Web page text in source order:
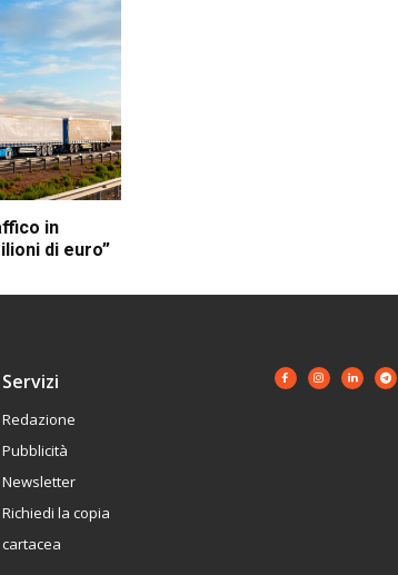
in
di euro”
Servizi
Redazione
Pubblicità
Newsletter
Richiedi la copia
cartacea